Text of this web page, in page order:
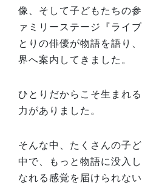
像、そして子どもたちの
ァミリーステージ『ライ
とりの俳優が物語を語り
界へ案内してきました。
ひとりだからこそ生まれ
力がありました。
そんな中、たくさんの子
中で、もっと物語に没入
なれる感覚を届けられな